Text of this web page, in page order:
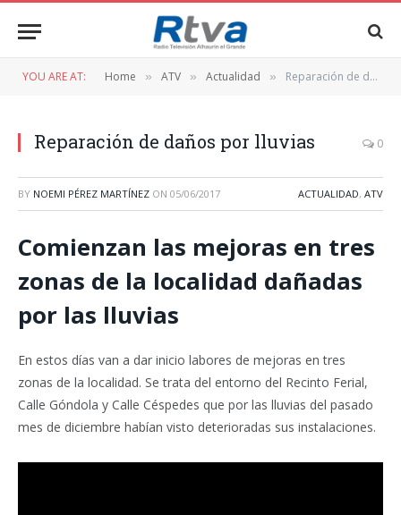
YOU ARE AT: Home » ATV » Actualidad » Reparación de daños por lluvias
Reparación de daños por lluvias 0
BY NOEMI PÉREZ MARTÍNEZ ON 05/06/2017 ACTUALIDAD, ATV
Comienzan las mejoras en tres
zonas de la localidad dañadas
por las lluvias
En estos días van a dar inicio labores de mejoras en tres
zonas de la localidad. Se trata del entorno del Recinto Ferial,
Calle Góndola y Calle Céspedes que por las lluvias del pasado
mes de diciembre habían visto deterioradas sus instalaciones.